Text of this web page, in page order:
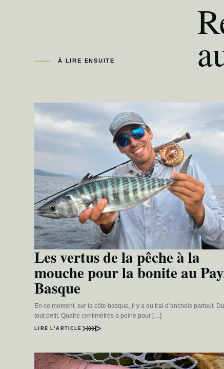
À LIRE ENSUITE
Les vertus de la pêche à la
mouche pour la bonite au
Basque
En ce moment, sur la côte basque, il y a du frai d’anchois partout. Du
tout petit. Quatre centimètres à peine pour […]
LIRE L’ARTICLE